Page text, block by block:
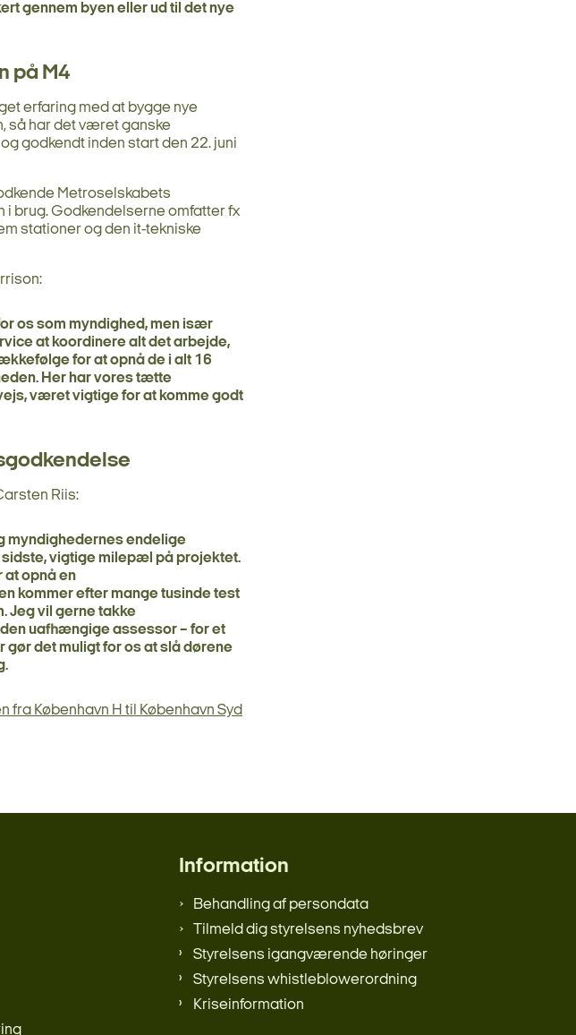
gennem byen eller ud til det nye
på M4
erfaring med at bygge nye
så har det været ganske
godkendt inden start den 22. juni
Metroselskabets
brug. Godkendelserne omfatter fx
stationer og den it-tekniske
os som myndighed, men især
at koordinere alt det arbejde,
for at opnå de i alt 16
Her har vores tætte
været vigtige for at komme godt
Riis:
myndighedernes endelige
vigtige milepæl på projektet.
at opnå en
kommer efter mange tusinde test
Jeg vil gerne takke
uafhængige assessor – for et
det muligt for os at slå dørene
fra København H til København Syd
Information
Behandling af persondata
Tilmeld dig styrelsens nyhedsbrev
Styrelsens igangværende høringer
Styrelsens whistleblowerordning
Kriseinformation